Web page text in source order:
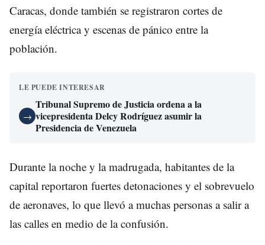
Caracas, donde también se registraron cortes de
energía eléctrica y escenas de pánico entre la
población.
LE PUEDE INTERESAR
→
Tribunal Supremo de Justicia ordena a la
vicepresidenta Delcy Rodríguez asumir la
Presidencia de Venezuela
Durante la noche y la madrugada, habitantes de la
capital reportaron fuertes detonaciones y el sobrevuelo
de aeronaves, lo que llevó a muchas personas a salir a
las calles en medio de la confusión.